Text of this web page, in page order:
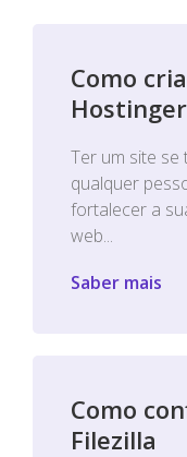
Como
Hostinger
Ter um site
qualquer
fortalecer a
web...
Saber mais
Como
Filezilla